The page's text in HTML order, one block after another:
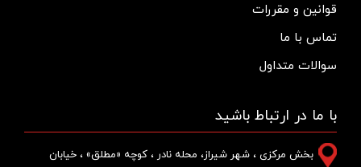
قوانین و مقررات
تماس با ما
سوالات متداول
با ما در ارتباط باشید
بخش مرکزی ، شهر شیراز، محله نادر ، کوچه «مطلق» ، خیابان